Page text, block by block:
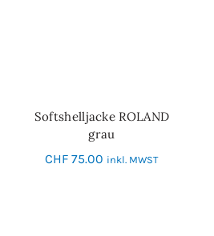
SCHNELL-EINKAUF
Softshelljacke ROLAND
grau
CHF 75.00 inkl. MWST